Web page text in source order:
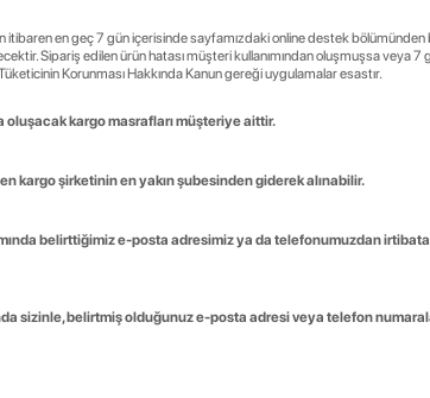
itibaren en geç 7 gün içerisinde sayfamızdaki online destek
Sipariş edilen ürün hatası müşteri kullanımından oluşmuşsa veya 7
Korunması Hakkında Kanun gereği uygulamalar esastır.
oluşacak kargo masrafları müşteriye aittir.
kargo şirketinin en yakın şubesinden giderek alınabilir.
belirttiğimiz e-posta adresimiz ya da telefonumuzdan
sizinle, belirtmiş olduğunuz e-posta adresi veya telefon